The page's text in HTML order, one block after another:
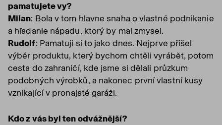
pamatujete vy?
Milan: Bola v tom hlavne snaha o vlastné podnikanie
a hľadanie nápadu, ktorý by mal zmysel.
Rudolf: Pamatuji si to jako dnes. Nejprve přišel
výběr produktu, který bychom chtěli vyrábět, potom
cesta do zahraničí, kde jsme si dělali průzkum
podobných výrobků, a nakonec první vlastní kusy
vznikající v pronajaté garáži.
Kdo z vás byl ten odvážnější?